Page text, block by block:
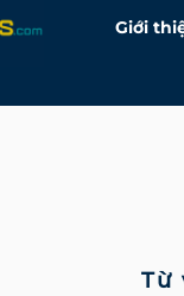
Giới
Từ